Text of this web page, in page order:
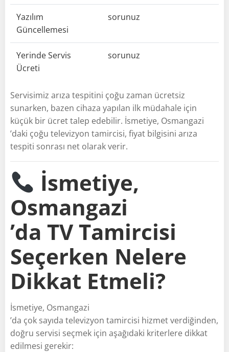
Yazılım
Güncellemesi
sorunuz
Yerinde Servis
Ücreti
sorunuz
Servisimiz arıza tespitini çoğu zaman ücretsiz
sunarken, bazen cihaza yapılan ilk müdahale için
küçük bir ücret talep edebilir. İsmetiye, Osmangazi
’daki çoğu televizyon tamircisi, fiyat bilgisini arıza
tespiti sonrası net olarak verir.
İsmetiye,
Osmangazi
’da TV Tamircisi
Seçerken Nelere
Dikkat Etmeli?
İsmetiye, Osmangazi
’da çok sayıda televizyon tamircisi hizmet verdiğinden,
doğru servisi seçmek için aşağıdaki kriterlere dikkat
edilmesi gerekir: